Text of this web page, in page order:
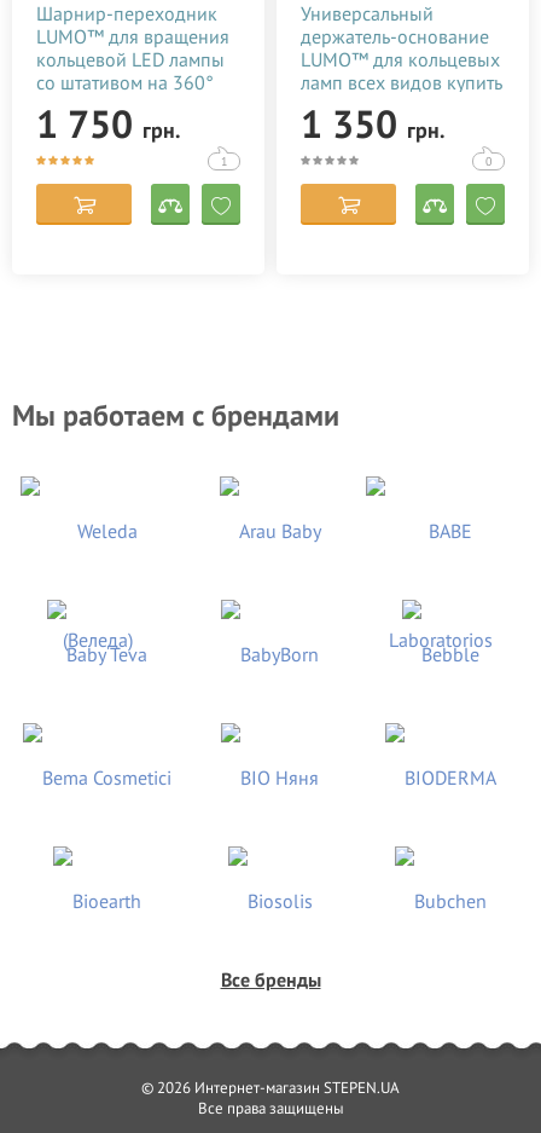
Шарнир-переходник
LUMO™ для вращения
кольцевой LED лампы
со штативом на 360°
1 750 грн.
1
Универсальный
держатель-основание
LUMO™ для кольцевых
ламп всех видов купить
в Киеве (Украине)
1 350 грн.
0
Мы работаем с брендами
Все бренды
© 2026 Интернет-магазин STEPEN.UA
Все права защищены